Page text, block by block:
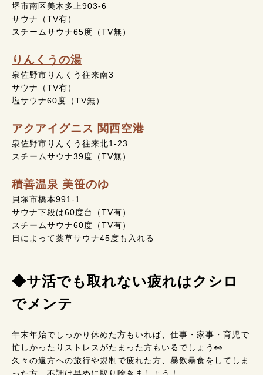
堺市南区美木多上903-6
サウナ（TV有）
スチームサウナ65度（TV無）
りんくうの湯
泉佐野市りんくう往来南3
サウナ（TV有）
塩サウナ60度（TV無）
アクアイグニス 関西空港
泉佐野市りんくう往来北1-23
スチームサウナ39度（TV無）
積善温泉 美笹のゆ
貝塚市橋本991-1
サウナ下段は60度台（TV有）
スチームサウナ60度（TV有）
日によって薬草サウナ45度も入れる
◆サ活でも取れない疲れはクシロ
でメンテ
年末年始でしっかり休めた方もいれば、仕事・家事・育児で
忙しかったりストレスがたまった方もいるでしょう👀
久々の遠方への旅行や規制で疲れた方、暴飲暴食をしてしま
った方、不調は早めに取り除きましょう！